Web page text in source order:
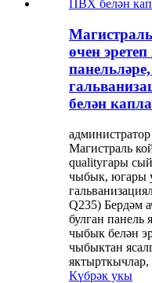
өчен
белән
Магистраль
qualityгары
чыбык, югары
Q235) Бердәм
булган
чыбык белән
чыбыктан
Күбрәк укы